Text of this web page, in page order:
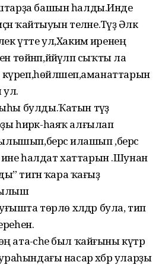
башын һалды.Инде
ҡайтыуын теләне.Тәүҙә Әлкә
үтте ул,Хакимә иренең
төйнәп,йәйәүләп сыҡты ла
күреп,һөйләшеп,аманаттарын
булды.Ҡатын тәүҙә
һирәк-һаяҡ алғылап
илашып ,берсә
һалдат хаттарын .Шунан
тигән ҡара ҡағыҙ
төрлө хәлдәр була, тип
әсәһе был ҡайғыны күтәрә
насар хәбәр уларҙы